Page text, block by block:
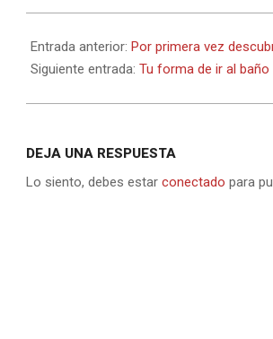
09-
12
Entrada anterior: Por primera vez
Siguiente entrada: Tu forma de ir al
DEJA UNA RESPUESTA
Lo siento, debes estar conectado para